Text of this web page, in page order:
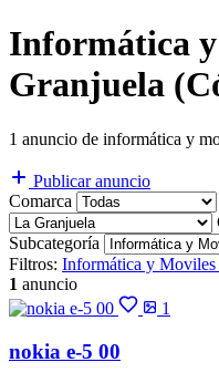
Informática
Granjuela
1 anuncio de informática y
Publicar anuncio
Comarca
Subcategoría
Filtros: Informática y Moviles
1 anuncio
1
nokia e-5 00